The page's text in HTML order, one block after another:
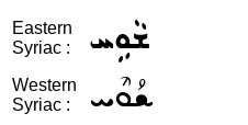
Eastern
Syriac :
ܫܵܘܹܚ
Western
Syriac :
ܫܳܘܶܚ